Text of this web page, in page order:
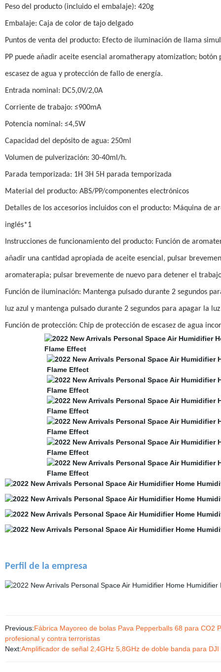
Peso del producto (incluido el embalaje): 420g
Embalaje: Caja de color de tajo delgado
Puntos de venta del producto: Efecto de iluminación de llama
PP puede añadir aceite esencial aromatherapy atomization;
escasez de agua y protección de fallo de energía.
Entrada nominal: DC5,0V/2,0A
Corriente de trabajo: ≤900mA
Potencia nominal: ≤4,5W
Capacidad del depósito de agua: 250ml
Volumen de pulverización: 30-40ml/h.
Parada temporizada: 1H 3H 5H parada temporizada
Material del producto: ABS/PP/componentes electrónicos
Detalles de los accesorios incluidos con el producto: Máquina de
inglés*1
Instrucciones de funcionamiento del producto: Función de
añadir una cantidad apropiada de aceite esencial, pulsar
aromaterapia; pulsar brevemente de nuevo para detener el
Función de iluminación: Mantenga pulsado durante 2 segundos
luz azul y mantenga pulsado durante 2 segundos para apagar la luz
Función de protección: Chip de protección de escasez de agua
Perfil de la empresa
Previous:Fábrica Mayoreo de bolas Pava Pepperballs 68 para CO2
profesional y contra terroristas
Next:Amplificador de señal 2,4GHz 5,8GHz de doble banda para